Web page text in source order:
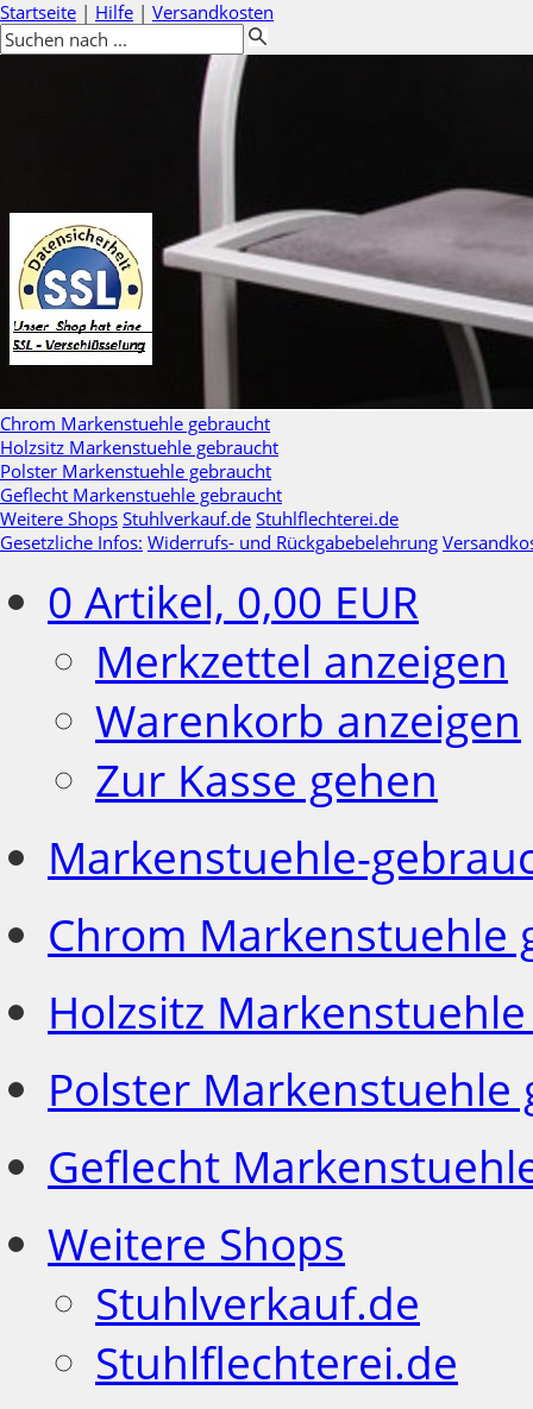
Startseite | Hilfe | Versandkosten
Chrom Markenstuehle gebraucht
Holzsitz Markenstuehle gebraucht
Polster Markenstuehle gebraucht
Geflecht Markenstuehle gebraucht
Weitere Shops Stuhlverkauf.de Stuhlflechterei.de
Gesetzliche Infos: Widerrufs- und Rückgabebelehrung
0 Artikel, 0,00 EUR
Merkzettel anzeigen
Warenkorb anzeigen
Zur Kasse gehen
Markenstuehle-
Chrom Markenstuehle
Holzsitz
Polster Markenstuehle
Geflecht
Weitere Shops
Stuhlverkauf.de
Stuhlflechterei.de